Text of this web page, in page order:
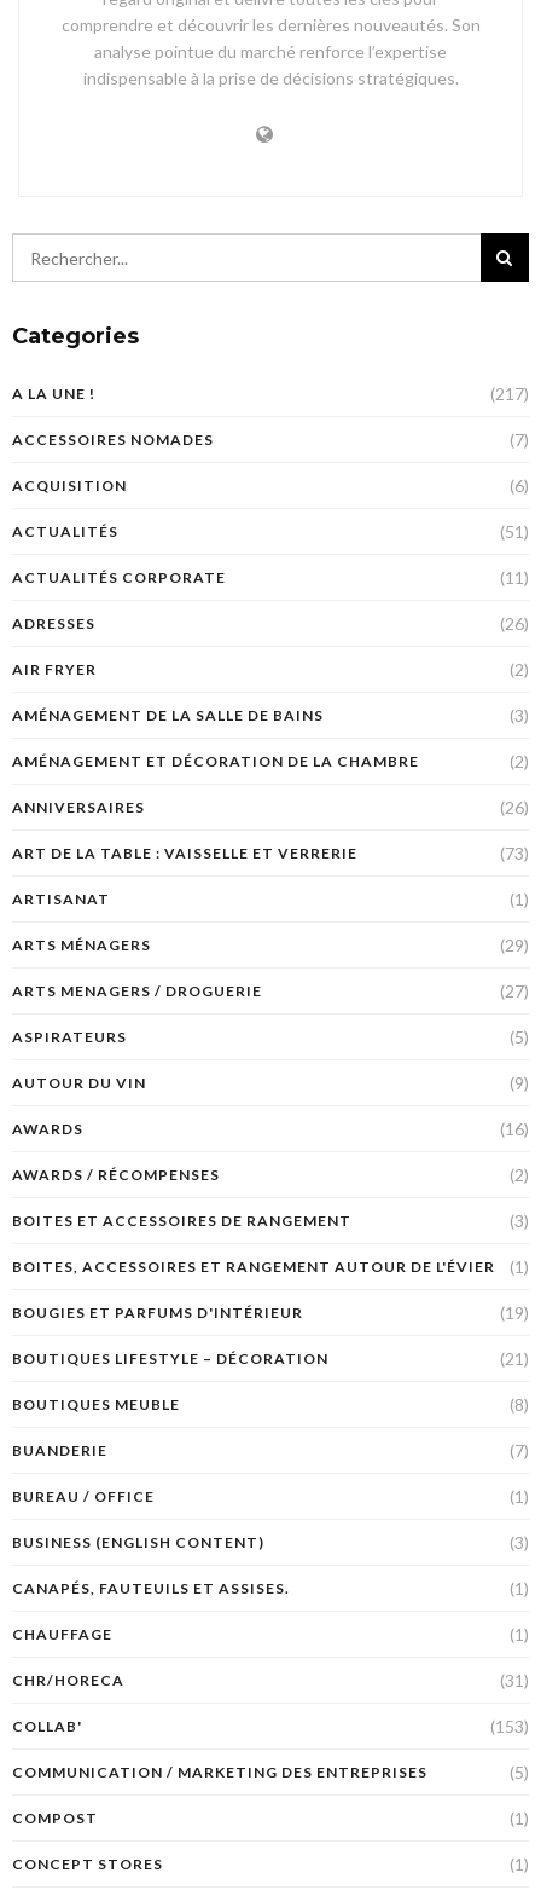
comprendre et découvrir les dernières nouveautés. Son
analyse pointue du marché renforce l’expertise
indispensable à la prise de décisions stratégiques.
Categories
A LA UNE ! (217)
ACCESSOIRES NOMADES (7)
ACQUISITION (6)
ACTUALITÉS (51)
ACTUALITÉS CORPORATE (11)
ADRESSES (26)
AIR FRYER (2)
AMÉNAGEMENT DE LA SALLE DE BAINS (3)
AMÉNAGEMENT ET DÉCORATION DE LA CHAMBRE (2)
ANNIVERSAIRES (26)
ART DE LA TABLE : VAISSELLE ET VERRERIE (73)
ARTISANAT (1)
ARTS MÉNAGERS (29)
ARTS MENAGERS / DROGUERIE (27)
ASPIRATEURS (5)
AUTOUR DU VIN (9)
AWARDS (16)
AWARDS / RÉCOMPENSES (2)
BOITES ET ACCESSOIRES DE RANGEMENT (3)
BOITES, ACCESSOIRES ET RANGEMENT AUTOUR DE L'ÉVIER (1)
BOUGIES ET PARFUMS D'INTÉRIEUR (19)
BOUTIQUES LIFESTYLE – DÉCORATION (21)
BOUTIQUES MEUBLE (8)
BUANDERIE (7)
BUREAU / OFFICE (1)
BUSINESS (ENGLISH CONTENT) (3)
CANAPÉS, FAUTEUILS ET ASSISES. (1)
CHAUFFAGE (1)
CHR/HORECA (31)
COLLAB' (153)
COMMUNICATION / MARKETING DES ENTREPRISES (5)
COMPOST (1)
CONCEPT STORES (1)